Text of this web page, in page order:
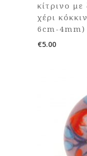
κίτρινο
χέρι
6cm-4mm)
€5.00